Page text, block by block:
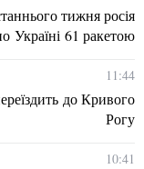
тижня росія
Україні 61 ракетою
11:44
до Кривого
Рогу
10:41